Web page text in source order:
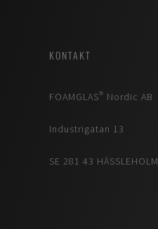
KONTAKT
FOAMGLAS® Nordic AB
Industrigatan 13
SE 281 43 HÄSSLEHOLM